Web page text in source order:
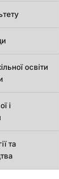
освіти
і
та